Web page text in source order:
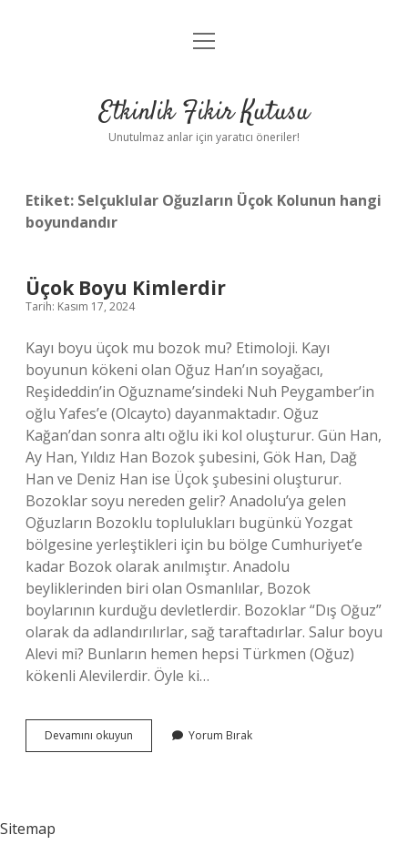
Anasayfa
Yasal Uyarı
menüyü
Etkinlik Fikir Kutusu
Unutulmaz anlar için yaratıcı öneriler!
Etiket: Selçuklular Oğuzların Üçok Kolunun hangi
boyundandır
Üçok Boyu Kimlerdir
Tarih: Kasım 17, 2024
Kayı boyu üçok mu bozok mu? Etimoloji. Kayı
boyunun kökeni olan Oğuz Han’ın soyağacı,
Reşideddin’in Oğuzname’sindeki Nuh Peygamber’in
oğlu Yafes’e (Olcayto) dayanmaktadır. Oğuz
Kağan’dan sonra altı oğlu iki kol oluşturur. Gün Han,
Ay Han, Yıldız Han Bozok şubesini, Gök Han, Dağ
Han ve Deniz Han ise Üçok şubesini oluşturur.
Bozoklar soyu nereden gelir? Anadolu’ya gelen
Oğuzların Bozoklu toplulukları bugünkü Yozgat
bölgesine yerleştikleri için bu bölge Cumhuriyet’e
kadar Bozok olarak anılmıştır. Anadolu
beyliklerinden biri olan Osmanlılar, Bozok
boylarının kurduğu devletlerdir. Bozoklar “Dış Oğuz”
olarak da adlandırılırlar, sağ taraftadırlar. Salur boyu
Alevi mi? Bunların hemen hepsi Türkmen (Oğuz)
kökenli Alevilerdir. Öyle ki…
Devamını okuyun
Boyu
Yorum Bırak
Sitemap